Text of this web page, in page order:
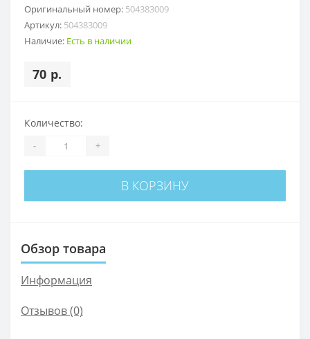
Оригинальный номер: 504383009
Артикул: 504383009
Наличие: Есть в наличии
70 р.
Количество:
- +
В КОРЗИНУ
Обзор товара
Информация
Отзывов (0)